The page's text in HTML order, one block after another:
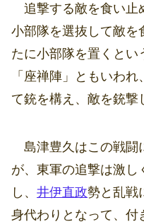
追撃する敵を食い止
小部隊を選抜して敵を
たに小部隊を置くとい
「座禅陣」ともいわ
て銃を構え、敵を銃撃
島津豊久はこの戦闘
が、東軍の追撃は激し
し、 井伊直政勢と乱戦
身代わりとなって、付